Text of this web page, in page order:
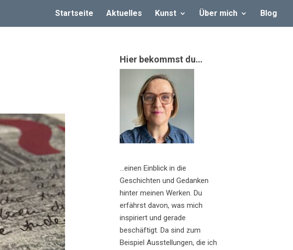
Startseite Aktuelles Kunst Über mich Blog
Hier bekommst du…
…einen Einblick in die
Geschichten und Gedanken
hinter meinen Werken. Du
erfährst davon, was mich
inspiriert und gerade
beschäftigt. Da sind zum
Beispiel Ausstellungen, die ich